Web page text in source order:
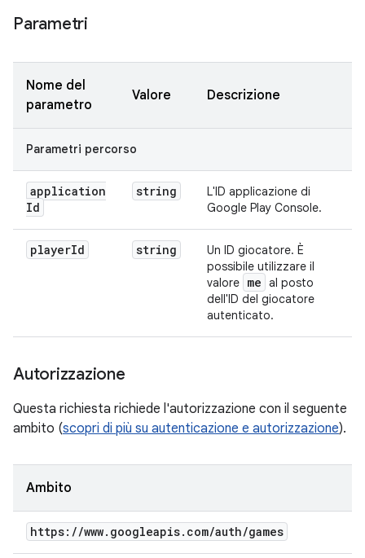
Parametri
Nome del
parametro
Valore Descrizione
Parametri percorso
application
Id
string
L'ID applicazione di
Google Play Console.
playerId string
Un ID giocatore. È
possibile utilizzare il
valore me al posto
dell'ID del giocatore
autenticato.
Autorizzazione
Questa richiesta richiede l'autorizzazione con il seguente
ambito (scopri di più su autenticazione e autorizzazione).
Ambito
https: //www. googleapis. com/auth/games